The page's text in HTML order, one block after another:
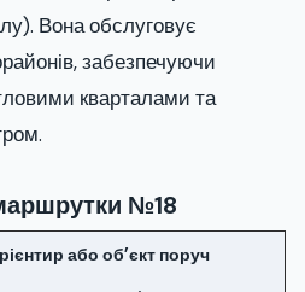
Вона обслуговує
забезпечуючи
кварталами та
№18
або об’єкт поруч